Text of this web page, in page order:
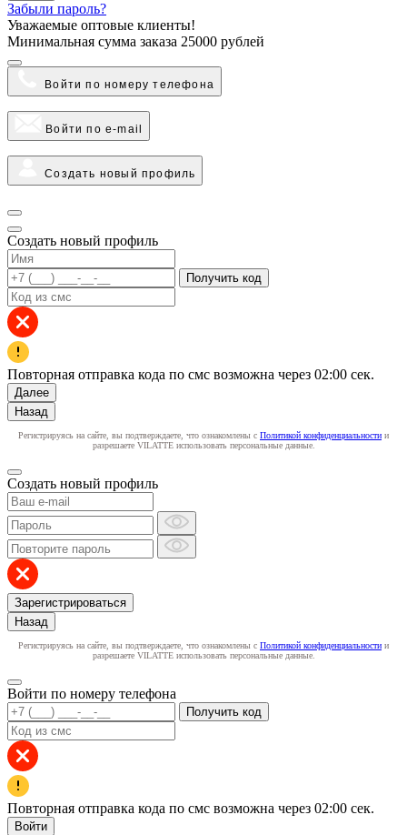
Забыли пароль?
Уважаемые оптовые клиенты!
Минимальная сумма заказа 25000 рублей
Войти по номеру телефона
Войти по e-mail
Создать новый профиль
Создать новый профиль
Получить код
Повторная отправка кода по смс возможна через 02:00 сек.
Далее
Назад
Регистрируясь на сайте, вы подтверждаете, что ознакомлены с Политикой конфиденциальности и
разрешаете VILATTE использовать персональные данные.
Создать новый профиль
Зарегистрироваться
Назад
Регистрируясь на сайте, вы подтверждаете, что ознакомлены с Политикой конфиденциальности и
разрешаете VILATTE использовать персональные данные.
Войти по номеру телефона
Получить код
Повторная отправка кода по смс возможна через 02:00 сек.
Войти